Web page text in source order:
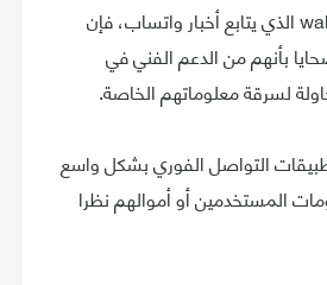
ووفق موقع wabetainfo الذي يتابع أخبار واتساب، فإن
بأنهم من الدعم الفني في
لسرقة معلوماتهم الخاصة.
التواصل الفوري بشكل واسع
المستخدمين أو أموالهم نظرا